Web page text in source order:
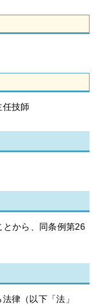
任技師
から、同条例第26
法律（以下「法」